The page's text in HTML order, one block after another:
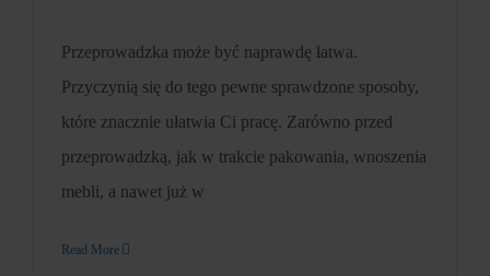
Przeprowadzka może być naprawdę łatwa.
Przyczynią się do tego pewne sprawdzone sposoby,
które znacznie ułatwia Ci pracę. Zarówno przed
przeprowadzką, jak w trakcie pakowania, wnoszenia
mebli, a nawet już w
Read More